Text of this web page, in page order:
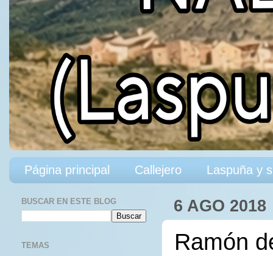
Página principal Callejero Laspuña y
6 AGO 2018
Ramón
BUSCAR EN ESTE BLOG
TEMAS